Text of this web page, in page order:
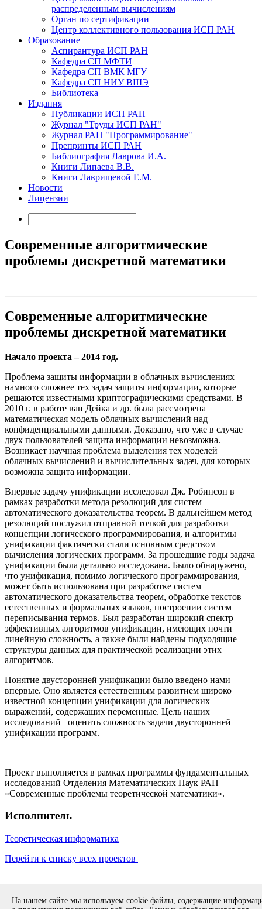
распределенным вычислениям
Орган по сертификации
Центр коллективного пользования ИСП РАН
Образование
Аспирантура ИСП РАН
Кафедра СП МФТИ
Кафедра СП ВМК МГУ
Кафедра СП НИУ ВШЭ
Библиотека
Издания
Публикации ИСП РАН
Журнал "Труды ИСП РАН"
Журнал РАН "Программирование"
Препринты ИСП РАН
Библиография Лаврова И.А.
Книги Липаева В.В.
Книги Лаврищевой Е.М.
Новости
Лицензии
Современные алгоритмические
проблемы дискретной математики
Современные алгоритмические
проблемы дискретной математики
Начало проекта – 2014 год.
Проблема защиты информации в облачных вычислениях
намного сложнее тех задач защиты информации, которые
решаются известными криптографическими средствами. В
2010 г. в работе ван Дейка и др. была рассмотрена
математическая модель облачных вычислений над
конфиденциальными данными. Доказано, что уже в случае
двух пользователей защита информации невозможна.
Возникает научная проблема выделения тех моделей
облачных вычислений и вычислительных задач, для которых
возможна защита информации.
Впервые задачу унификации исследовал Дж. Робинсон в
рамках разработки метода резолюций для систем
автоматического доказательства теорем. В дальнейшем метод
резолюций послужил отправной точкой для разработки
концепции логического программирования, и алгоритмы
унификации фактически стали основным средством
вычисления логических программ. За прошедшие годы задача
унификации была детально исследована. Было обнаружено,
что унификация, помимо логического программирования,
может быть использована при разработке систем
автоматического доказательства теорем, обработке текстов
естественных и формальных языков, построении систем
переписывания термов. Был разработан широкий спектр
эффективных алгоритмов унификации, имеющих почти
линейную сложность, а также были найдены подходящие
структуры данных для практической реализации этих
алгоритмов.
Понятие двусторонней унификации было введено нами
впервые. Оно является естественным развитием широко
известной концепции унификации для логических
выражений, содержащих переменные. Цель наших
исследований– оценить сложность задачи двусторонней
унификации программ.
Проект выполняется в рамках программы фундаментальных
исследований Отделения Математических Наук РАН
«Современные проблемы теоретической математики».
Исполнитель
Теоретическая информатика
Перейти к списку всех проектов
Copyright © 1994-2026 ИСП РАН. 109004, г. Москва, ул. А.
На нашем сайте мы используем cookie файлы, содержащие